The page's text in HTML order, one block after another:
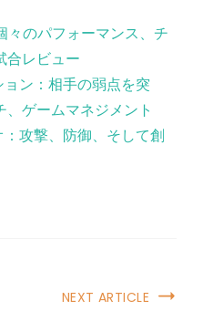
のパフォーマンス、チ
合レビュー
ン：相手の弱点を突
、ゲームマネジメント
攻撃、防御、そして創
NEXT ARTICLE